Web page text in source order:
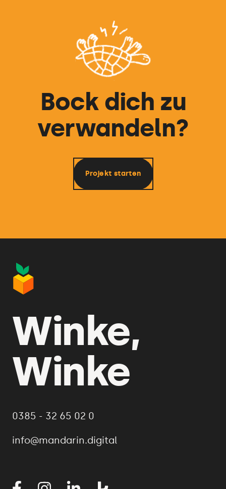
Bock dich zu
verwandeln?
Projekt starten
Winke,
Winke
0385 - 32 65 02 0
info@mandarin.digital